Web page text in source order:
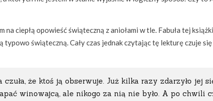
na ciepłą opowieść świąteczną z aniołami w tle. Fabuła tej
typowo świąteczną. Cały czas jednak czytając tę lekturę czuje
że ktoś ją obserwuje. Już kilka razy zdarzyło jej
winowajcą, ale nikogo za nią nie było. A po chwili